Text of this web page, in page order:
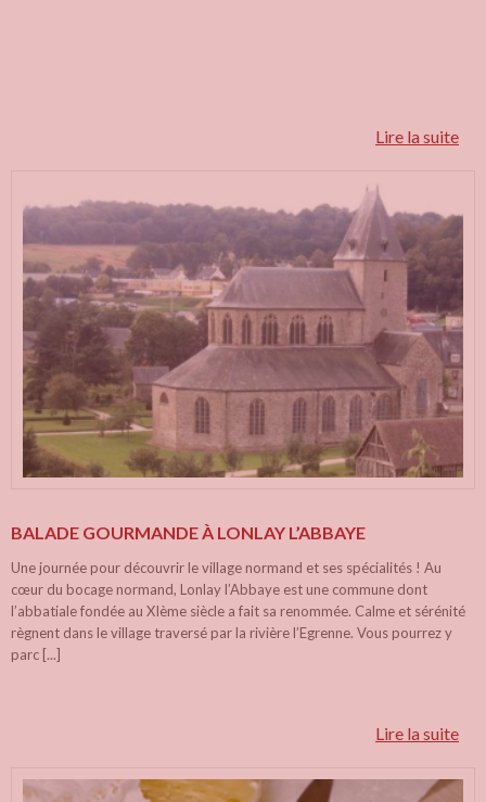
Lire la suite
BALADE GOURMANDE À LONLAY L’ABBAYE
Une journée pour découvrir le village normand et ses spécialités ! Au
cœur du bocage normand, Lonlay l’Abbaye est une commune dont
l’abbatiale fondée au XIème siècle a fait sa renommée. Calme et sérénité
règnent dans le village traversé par la rivière l’Egrenne. Vous pourrez y
parc [...]
Lire la suite